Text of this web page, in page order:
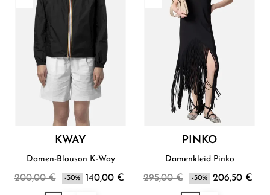
KWAY
Damen-Blouson K-Way
200,00 € -30% 140,00 €
PINKO
Damenkleid Pinko
295,00 € -30% 206,50 €